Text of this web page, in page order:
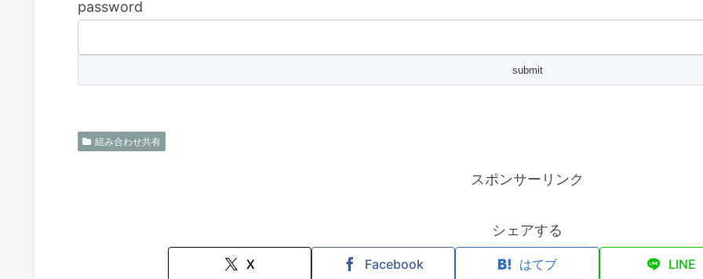
password
組み合わせ共有
スポンサーリンク
シェアする
X Facebook はてブ LINE